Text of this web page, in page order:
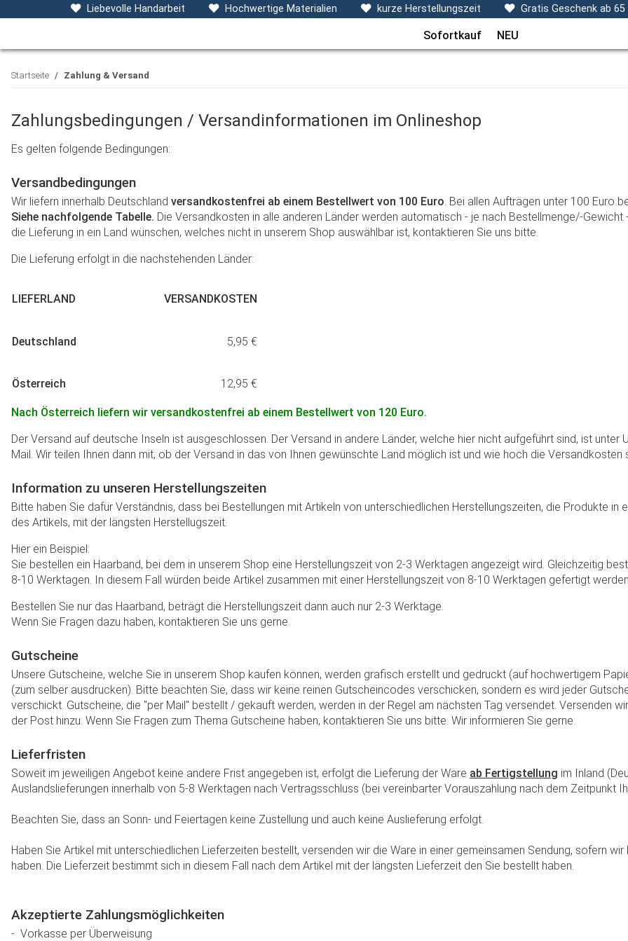
Liebevolle Handarbeit Hochwertige Materialien kurze Herstellungszeit Gratis Geschenk ab 65
Baby- & Kinderkleidung Accessoires Decken, Kissen & Co Themen Sets
Sofortkauf NEU
Startseite Zahlung & Versand
Zahlungsbedingungen / Versandinformationen im Onlineshop
Es gelten folgende Bedingungen:
Versandbedingungen
Wir liefern innerhalb Deutschland versandkostenfrei ab einem Bestellwert von 100 Euro. Bei allen Aufträgen unter 100 Euro
Siehe nachfolgende Tabelle. Die Versandkosten in alle anderen Länder werden automatisch - je nach Bestellmenge/-
die Lieferung in ein Land wünschen, welches nicht in unserem Shop auswählbar ist, kontaktieren Sie uns bitte.
Die Lieferung erfolgt in die nachstehenden Länder:
LIEFERLAND VERSANDKOSTEN
Deutschland 5,95 €
Österreich 12,95 €
Nach Österreich liefern wir versandkostenfrei ab einem Bestellwert von 120 Euro.
Der Versand auf deutsche Inseln ist ausgeschlossen. Der Versand in andere Länder, welche hier nicht aufgeführt sind, ist
Mail. Wir teilen Ihnen dann mit, ob der Versand in das von Ihnen gewünschte Land möglich ist und wie hoch die Versandkosten
Information zu unseren Herstellungszeiten
Bitte haben Sie dafür Verständnis, dass bei Bestellungen mit Artikeln von unterschiedlichen Herstellungszeiten, die Produkte
des Artikels, mit der längsten Herstellugszeit.
Hier ein Beispiel:
Sie bestellen ein Haarband, bei dem in unserem Shop eine Herstellungszeit von 2-3 Werktagen angezeigt wird. Gleichzeitig
8-10 Werktagen. In diesem Fall würden beide Artikel zusammen mit einer Herstellungszeit von 8-10 Werktagen gefertigt
Bestellen Sie nur das Haarband, beträgt die Herstellungszeit dann auch nur 2-3 Werktage.
Wenn Sie Fragen dazu haben, kontaktieren Sie uns gerne.
Gutscheine
Unsere Gutscheine, welche Sie in unserem Shop kaufen können, werden grafisch erstellt und gedruckt (auf hochwertigem
(zum selber ausdrucken). Bitte beachten Sie, dass wir keine reinen Gutscheincodes verschicken, sondern es wird jeder
verschickt. Gutscheine, die "per Mail" bestellt / gekauft werden, werden in der Regel am nächsten Tag versendet. Versenden
der Post hinzu. Wenn Sie Fragen zum Thema Gutscheine haben, kontaktieren Sie uns bitte. Wir informieren Sie gerne.
Lieferfristen
Soweit im jeweiligen Angebot keine andere Frist angegeben ist, erfolgt die Lieferung der Ware ab Fertigstellung im Inland
Auslandslieferungen innerhalb von 5-8 Werktagen nach Vertragsschluss (bei vereinbarter Vorauszahlung nach dem Zeitpunkt
Beachten Sie, dass an Sonn- und Feiertagen keine Zustellung und auch keine Auslieferung erfolgt.
Haben Sie Artikel mit unterschiedlichen Lieferzeiten bestellt, versenden wir die Ware in einer gemeinsamen Sendung, sofern
haben. Die Lieferzeit bestimmt sich in diesem Fall nach dem Artikel mit der längsten Lieferzeit den Sie bestellt haben.
Akzeptierte Zahlungsmöglichkeiten
- Vorkasse per Überweisung